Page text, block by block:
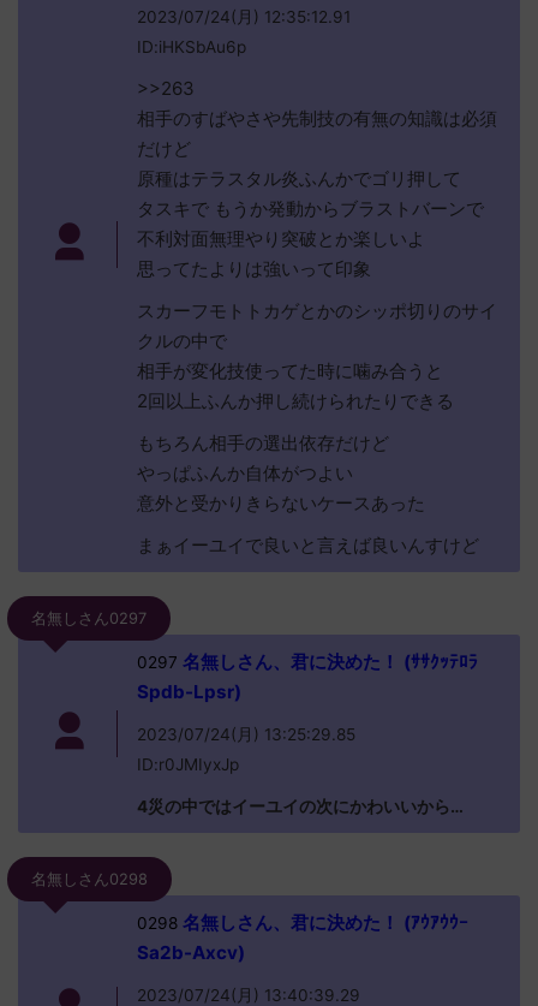
2023/07/24(月) 12:35:12.91
ID:iHKSbAu6p
>>263
相手のすばやさや先制技の有無の知識は必須
だけど
原種はテラスタル炎ふんかでゴリ押して
タスキで もうか発動からブラストバーンで
不利対面無理やり突破とか楽しいよ
思ってたよりは強いって印象
スカーフモトトカゲとかのシッポ切りのサイ
クルの中で
相手が変化技使ってた時に噛み合うと
2回以上ふんか押し続けられたりできる
もちろん相手の選出依存だけど
やっぱふんか自体がつよい
意外と受かりきらないケースあった
まぁイーユイで良いと言えば良いんすけど
名無しさん0297
0297 名無しさん、君に決めた！ (ｻｻｸｯﾃﾛﾗ
Spdb-Lpsr)
2023/07/24(月) 13:25:29.85
ID:r0JMIyxJp
4災の中ではイーユイの次にかわいいから…
名無しさん0298
0298名無しさん、君に決めた！ (ｱｳｱｳｳｰ
Sa2b-Axcv)
2023/07/24(月) 13:40:39.29